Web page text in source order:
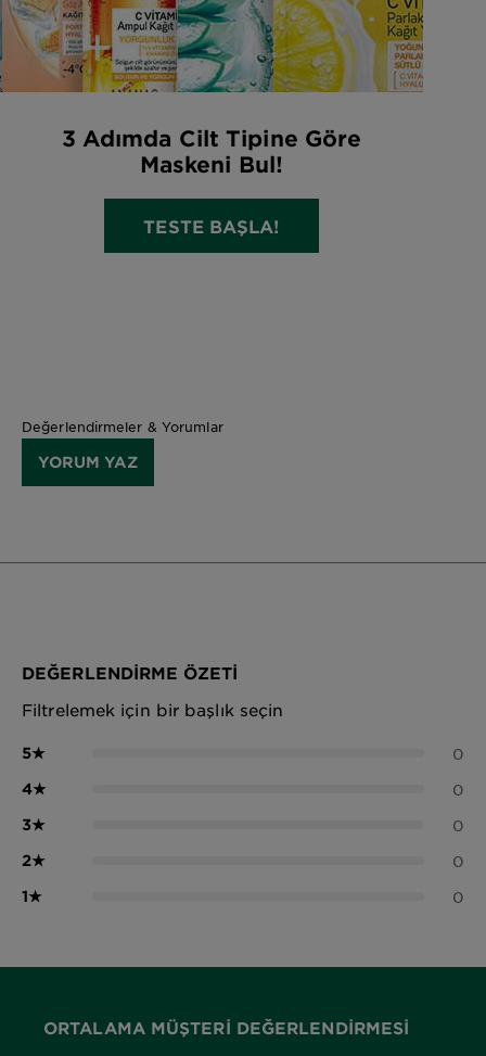
3 Adımda Cilt Tipine Göre
Maskeni Bul!
TESTE BAŞLA!
Değerlendirmeler & Yorumlar
YORUM YAZ
DEĞERLENDIRME ÖZETI
Filtrelemek için bir başlık seçin
5★ 0
4★ 0
3★ 0
2★ 0
1★ 0
ORTALAMA MÜŞTERI DEĞERLENDIRMESI